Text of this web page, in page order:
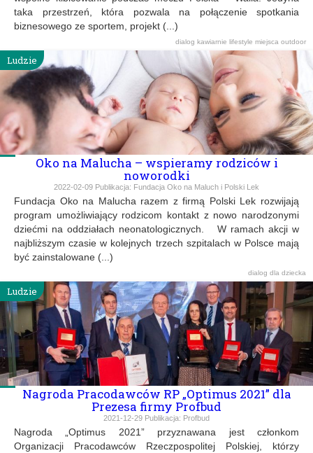
taka przestrzeń, która pozwala na połączenie spotkania
biznesowego ze sportem, projekt (...)
dialog kawiarnie lifestyle miejsca outdoor
Ludzie
Oko na Malucha – wspieramy rodziców i
noworodki
2022-02-09 Publikacja: Fundacja Oko na Maluch i Polski Lek
Fundacja Oko na Malucha razem z firmą Polski Lek rozwijają
program umożliwiający rodzicom kontakt z nowo narodzonymi
dziećmi na oddziałach neonatologicznych. W ramach akcji w
najbliższym czasie w kolejnych trzech szpitalach w Polsce mają
być zainstalowane (...)
dialog dla dziecka
Ludzie
Nagroda Pracodawców RP „Optimus 2021” dla
Prezesa firmy Profbud
2021-12-29 Publikacja: Profbud
Nagroda „Optimus 2021” przyznawana jest członkom
Organizacji Pracodawców Rzeczpospolitej Polskiej, którzy